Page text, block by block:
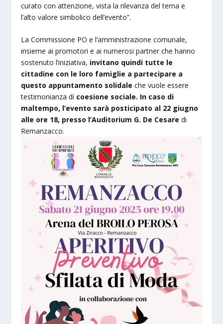
curato con attenzione, vista la rilevanza del tema e
l’alto valore simbolico dell’evento”.
La Commissione PO e l’amministrazione comunale,
insieme ai promotori e ai numerosi partner che hanno
sostenuto l’iniziativa, invitano quindi tutte le
cittadine con le loro famiglie a partecipare a
questo appuntamento solidale che vuole essere
testimonianza di coesione sociale. In caso di
maltempo, l’evento sarà posticipato al 22 giugno
alle ore 18, presso l’Auditorium G. De Cesare di
Remanzacco.